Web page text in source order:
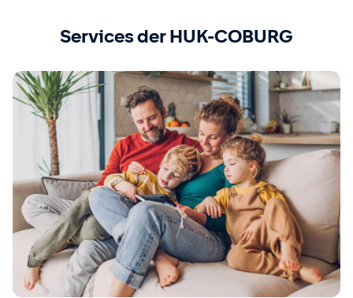
Services der HUK-COBURG